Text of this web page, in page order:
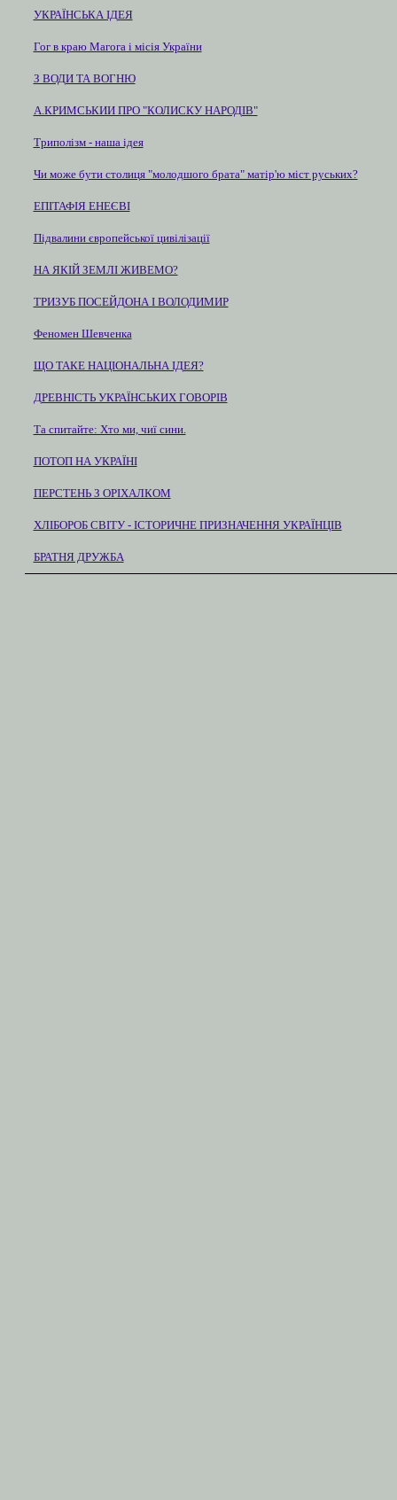
УКРАЇНСЬКА ІДЕЯ
Гог в краю Магога і місія України
З ВОДИ ТА ВОГНЮ
А.КРИМСЬКИИ ПРО "КОЛИСКУ НАРОДІВ"
Триполізм - наша ідея
Чи може бути столиця "молодшого брата" матір'ю міст руських?
ЕПІТАФІЯ ЕНЕЄВІ
Підвалини європейської цивілізації
НА ЯКІЙ ЗЕМЛІ ЖИВЕМО?
ТРИЗУБ ПОСЕЙДОНА І ВОЛОДИМИР
Феномен Шевченка
ЩО ТАКЕ НАЦІОНАЛЬНА ІДЕЯ?
ДРЕВНІСТЬ УКРАЇНСЬКИХ ГОВОРІВ
Та спитайте: Хто ми, чиї сини.
ПОТОП НА УКРАЇНІ
ПЕРСТЕНЬ З ОРІХАЛКОМ
ХЛІБОРОБ СВІТУ - ІСТОРИЧНЕ ПРИЗНАЧЕННЯ УКРАЇНЦІВ
БРАТНЯ ДРУЖБА